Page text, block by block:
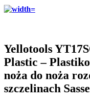
Yellotools
Plastic –
noża do noża
szczelinach